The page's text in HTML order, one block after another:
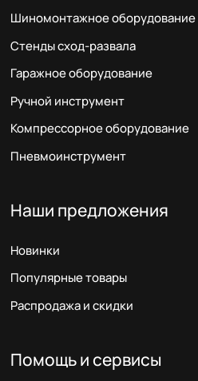
Шиномонтажное оборудование
Стенды сход-развала
Гаражное оборудование
Ручной инструмент
Компрессорное оборудование
Пневмоинструмент
Наши предложения
Новинки
Популярные товары
Распродажа и скидки
Помощь и сервисы